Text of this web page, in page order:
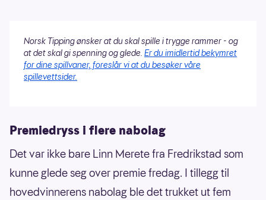
Norsk Tipping ønsker at du skal spille i trygge rammer - og
at det skal gi spenning og glede. Er du imidlertid bekymret
for dine spillvaner, foreslår vi at du besøker våre
spillevettsider.
Premiedryss i flere nabolag
Det var ikke bare Linn Merete fra Fredrikstad som
kunne glede seg over premie fredag. I tillegg til
hovedvinnerens nabolag ble det trukket ut fem